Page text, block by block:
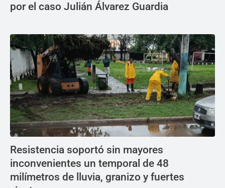
por el caso Julián Álvarez Guardia
Resistencia soportó sin mayores
inconvenientes un temporal de 48
milímetros de lluvia, granizo y fuertes